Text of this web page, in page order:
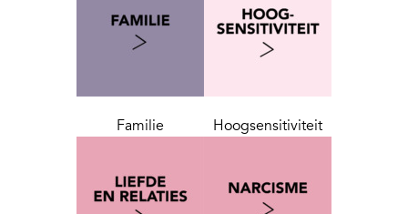
Familie Hoogsensitiviteit